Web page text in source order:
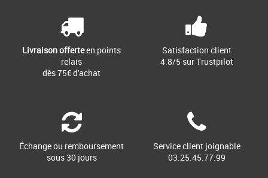
Livraison offerteen points
relais
dès 75€ d'achat
Satisfaction client
4.8/5 sur Trustpilot
Échange ou remboursement
sous 30 jours
Service client joignable
03.25.45.77.99